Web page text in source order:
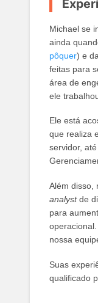
Michael se
ainda
pôquer) e
feitas para
área de
ele
Ele está
que realiza
servidor,
Além disso,
analystde
para
nossa
Suas
qualificado